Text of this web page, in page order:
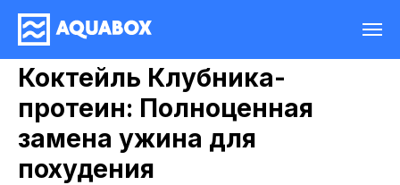
Коктейль Клубника-
протеин: Полноценная
замена ужина для
похудения